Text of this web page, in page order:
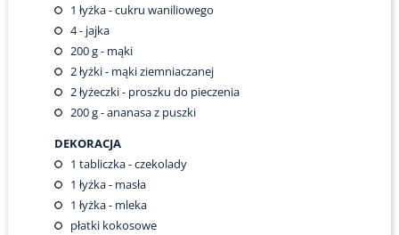
1 łyżka - cukru waniliowego
4- jajka
200g - mąki
2łyżki - mąki ziemniaczanej
2łyżeczki - proszku do pieczenia
200g - ananasa z puszki
DEKORACJA
1 tabliczka - czekolady
1 łyżka - masła
1 łyżka - mleka
płatki kokosowe